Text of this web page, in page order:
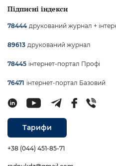
Підписні індекси
78444 друкований журнал +
89613 друкований журнал
78445 інтернет-портал Профі
76471 інтернет-портал Базовий
Тарифи
+38 (044) 451-85-71